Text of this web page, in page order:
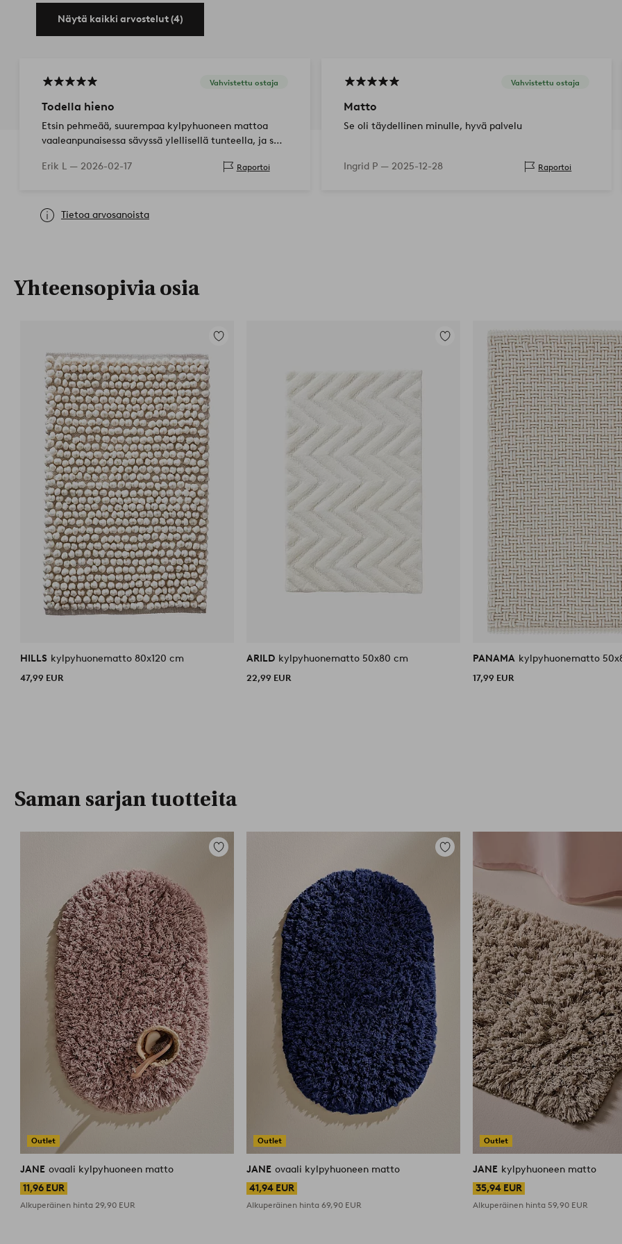
Näytä kaikki arvostelut (4)
Vahvistettu ostaja
Todella hieno
Etsin pehmeää, suurempaa kylpyhuoneen mattoa
vaaleanpunaisessa sävyssä ylellisellä tunteella, ja se
tuntuu fantastiselta kävellä. Ku…
Erik L — 2026-02-17 Raportoi
Vahvistettu ostaja
Matto
Se oli täydellinen minulle, hyvä palvelu
Ingrid P — 2025-12-28 Raportoi
Tietoa arvosanoista
Yhteensopivia osia
Lisää
HILLS kylpyhuonematto 80x120 cm
47,99 EUR
Lisää
suosikkeihin
ARILD kylpyhuonematto 50x80 cm
22,99 EUR
PANAMA kylpyhuonematto
17,99 EUR
Saman sarjan tuotteita
Outlet
Lisää
JANE ovaali kylpyhuoneen matto
11,96 EUR
Alkuperäinen hinta 29,90 EUR
Outlet
Lisää
suosikkeihin
JANE ovaali kylpyhuoneen matto
41,94 EUR
Alkuperäinen hinta69,90 EUR
Outlet
JANE kylpyhuoneen matto
35,94 EUR
Alkuperäinen hinta 59,90 EUR